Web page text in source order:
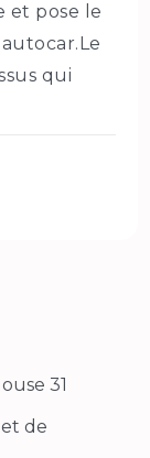
et pose le
qui
31
de